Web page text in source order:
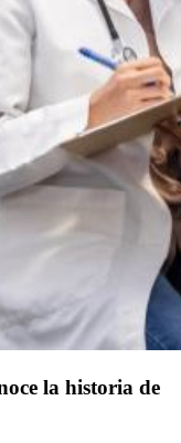
la historia de